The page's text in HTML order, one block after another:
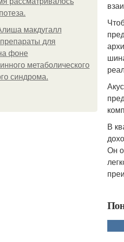
макдугалл
для
фоне
метаболического
синдрома.
В
Он